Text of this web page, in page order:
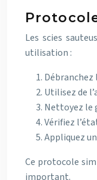
Les scies
utilisation :
Utilisez de
Nettoyez le
Vérifiez
Appliquez
Ce protocole
important.